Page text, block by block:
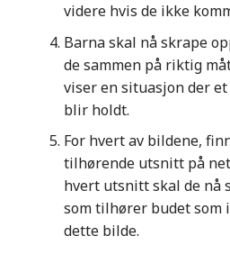
videre hvis de ikke
Barna skal nå skrape
de sammen på riktig
viser en situasjon der
blir holdt.
For hvert av bildene,
tilhørende utsnitt på
hvert utsnitt skal de nå
som tilhører budet som
dette bilde.